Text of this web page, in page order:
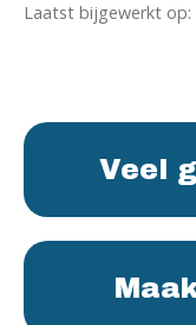
Laatst bijgewerkt op:
Veel